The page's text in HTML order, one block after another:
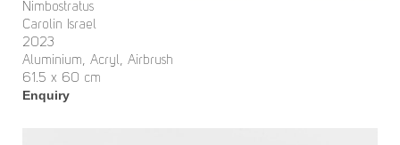
Nimbostratus
Carolin Israel
2023
Aluminium, Acryl, Airbrush
61.5 x 60 cm
Enquiry